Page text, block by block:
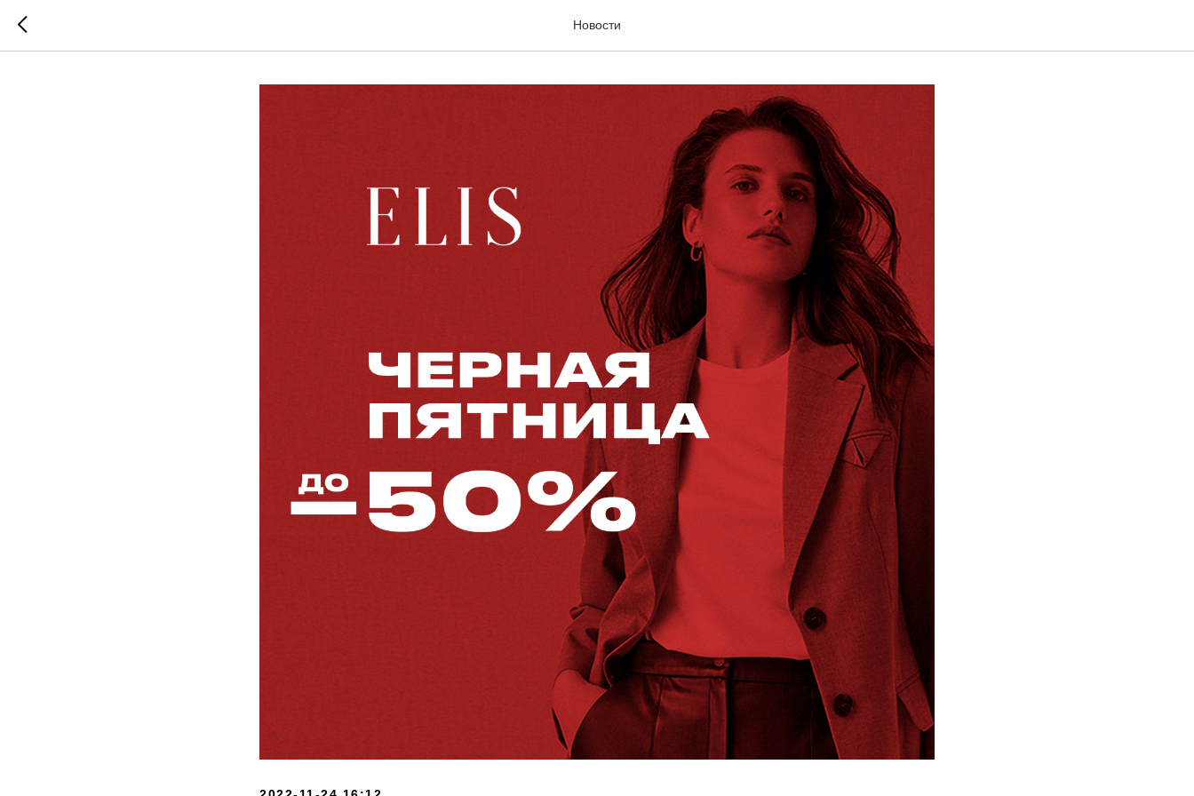
Новости